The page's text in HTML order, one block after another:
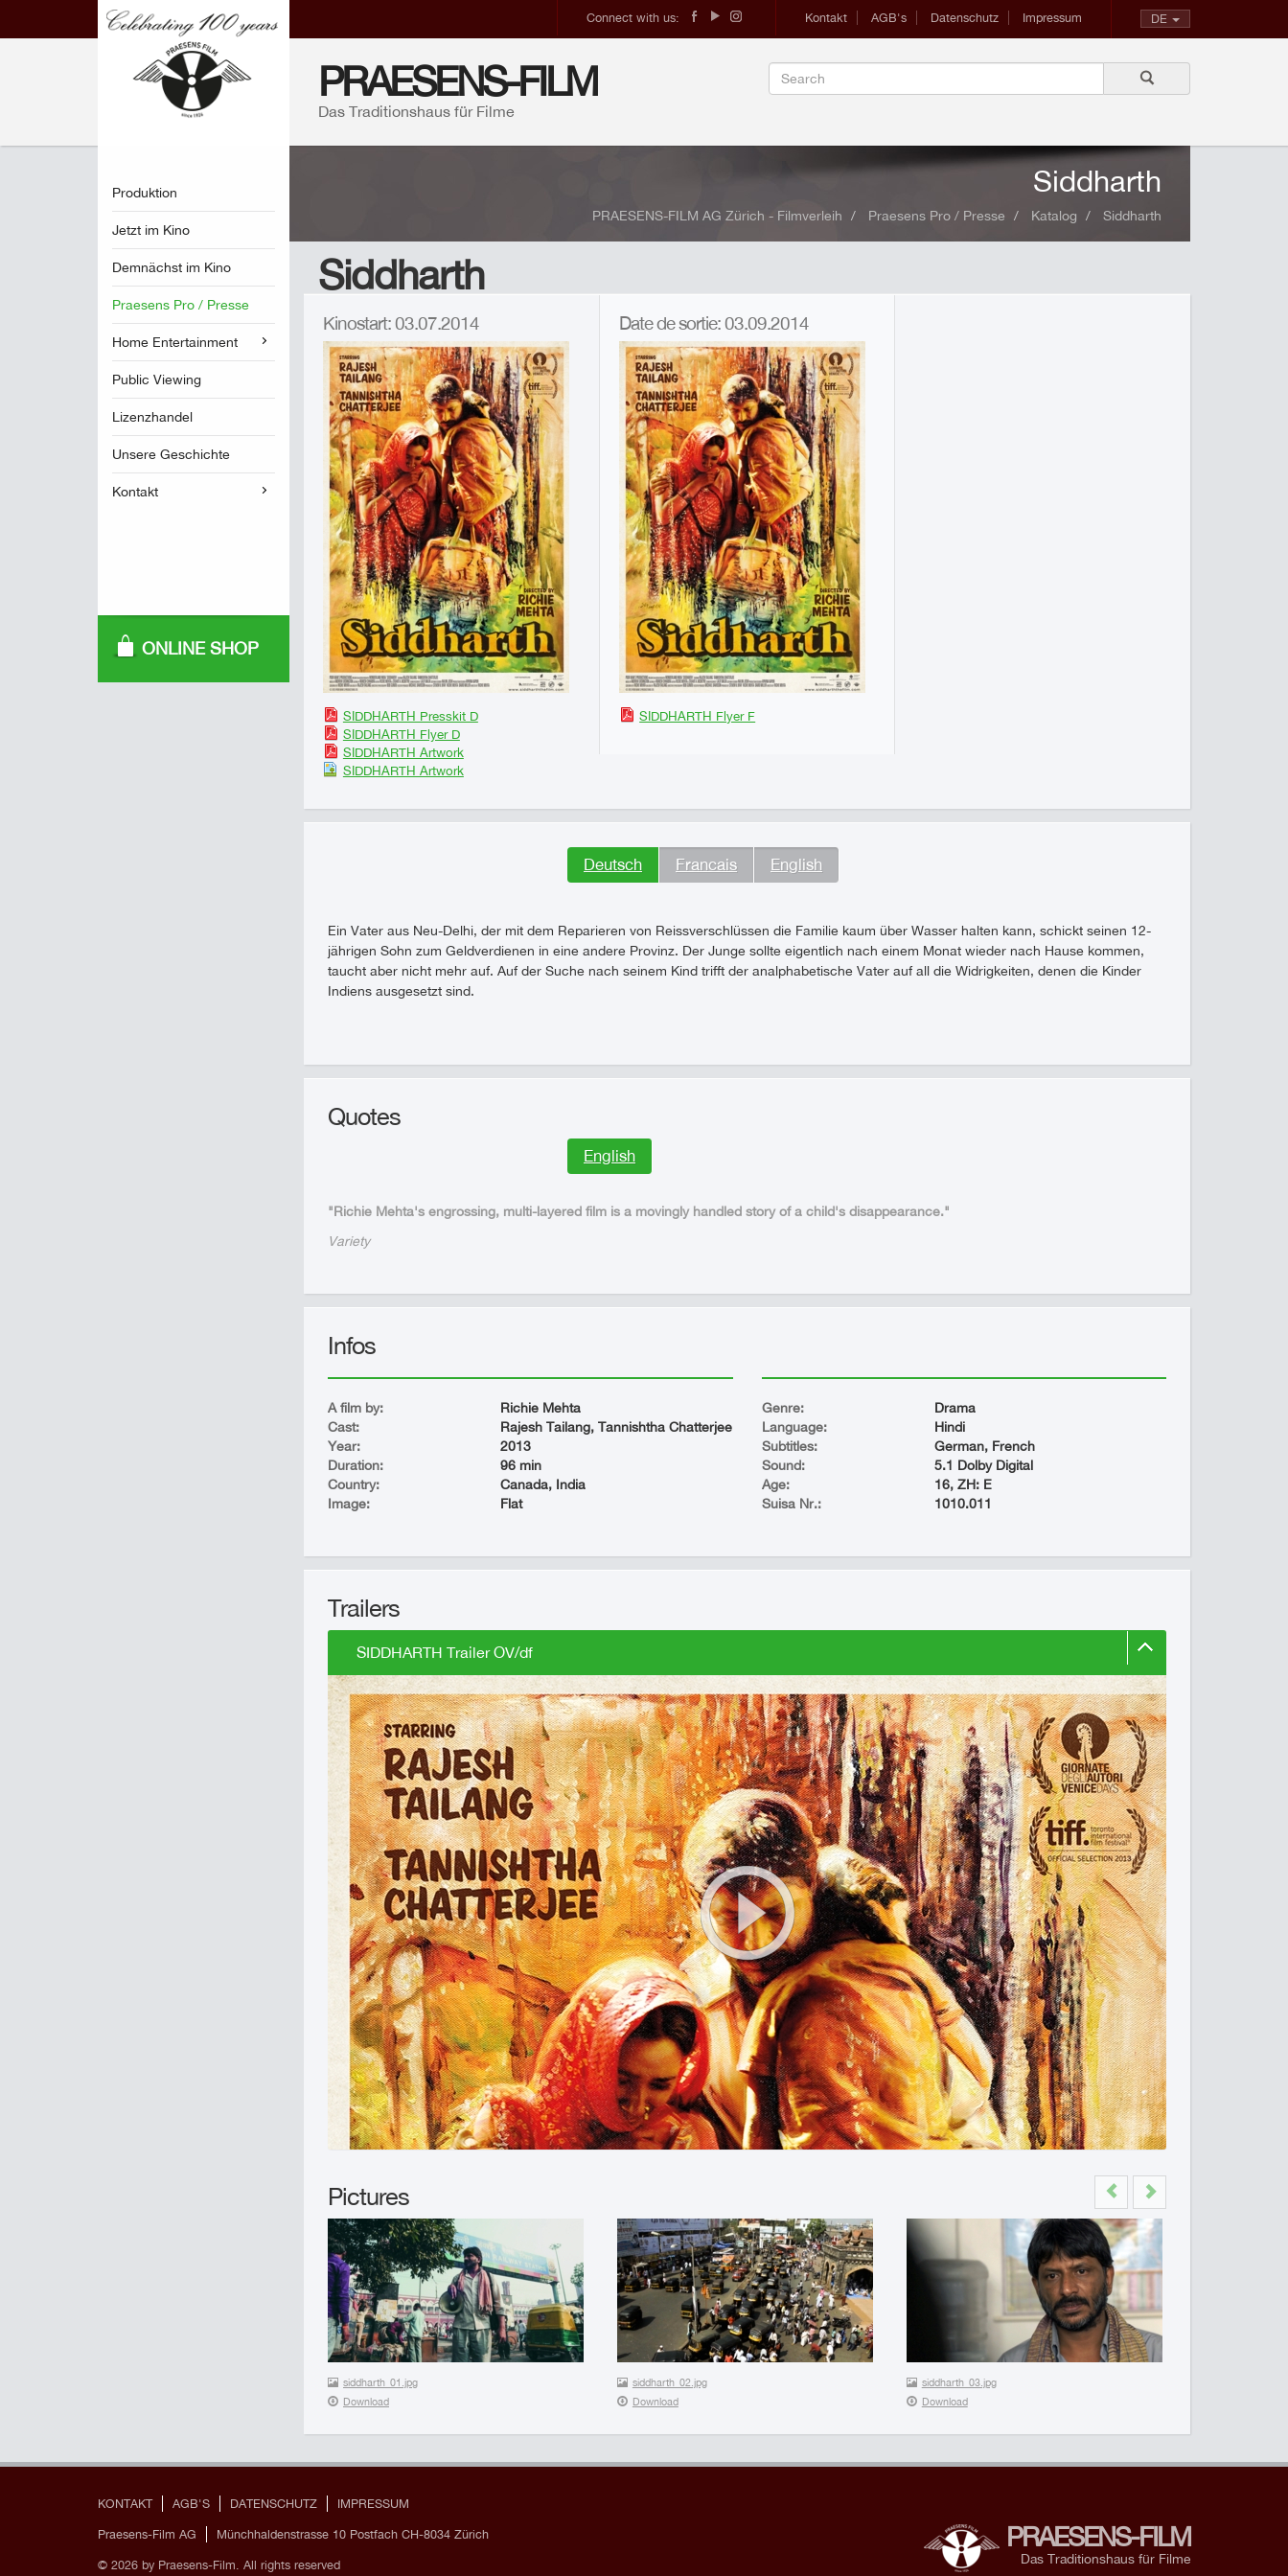
DE
Kontakt AGB's Datenschutz Impressum
Connect with us:
PRAESENS-FILM
Das Traditionshaus für Filme
Produktion
Jetzt im Kino
Demnächst im Kino
Praesens Pro / Presse
Home Entertainment
Public Viewing
Lizenzhandel
Unsere Geschichte
Kontakt
ONLINE SHOP
Siddharth
PRAESENS-FILM AG Zürich - Filmverleih Praesens Pro / Presse Katalog Siddharth
Siddharth
Kinostart: 03.07.2014
SIDDHARTH Presskit D
SIDDHARTH Flyer D
SIDDHARTH Artwork
SIDDHARTH Artwork
Date de sortie: 03.09.2014
SIDDHARTH Flyer F
Deutsch Francais English
Ein Vater aus Neu-Delhi, der mit dem Reparieren von Reissverschlüssen die Familie kaum über Wasser halten kann, schickt seinen 12-
jährigen Sohn zum Geldverdienen in eine andere Provinz. Der Junge sollte eigentlich nach einem Monat wieder nach Hause kommen,
taucht aber nicht mehr auf. Auf der Suche nach seinem Kind trifft der analphabetische Vater auf all die Widrigkeiten, denen die Kinder
Indiens ausgesetzt sind.
Quotes
English
"Richie Mehta's engrossing, multi-layered film is a movingly handled story of a child's disappearance."
Variety
Infos
A film by:
Richie Mehta
Cast:
Rajesh Tailang, Tannishtha Chatterjee
Year:
2013
Duration:
96 min
Country:
Canada, India
Image:
Flat
Genre:
Drama
Language:
Hindi
Subtitles:
German, French
Sound:
5.1 Dolby Digital
Age:
16, ZH: E
Suisa Nr.:
1010.011
Trailers
SIDDHARTH Trailer OV/df
Pictures
siddharth_01.jpg
Download
siddharth_02.jpg
Download
siddharth_03.jpg
Download
Previous
Next
KONTAKT AGB'S DATENSCHUTZ IMPRESSUM
Praesens-Film AG Münchhaldenstrasse 10 Postfach CH-8034 Zürich
© 2026 by Praesens-Film. All rights reserved
PRAESENS-FILM
Das Traditionshaus für Filme